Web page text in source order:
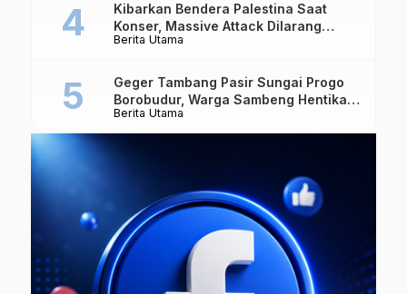
Berita Utama
Kibarkan Bendera Palestina Saat
Konser, Massive Attack Dilarang
Masuk Singapura Lagi
Berita Utama
Geger Tambang Pasir Sungai Progo
Borobudur, Warga Sambeng Hentikan
Alat Berat dan Usir Truk